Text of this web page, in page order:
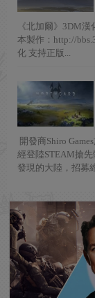
《北加爾》3DM
本製作：http://
化 支持正版...
開發商Shiro
經登陸STEAM搶
發現的大陸，招募